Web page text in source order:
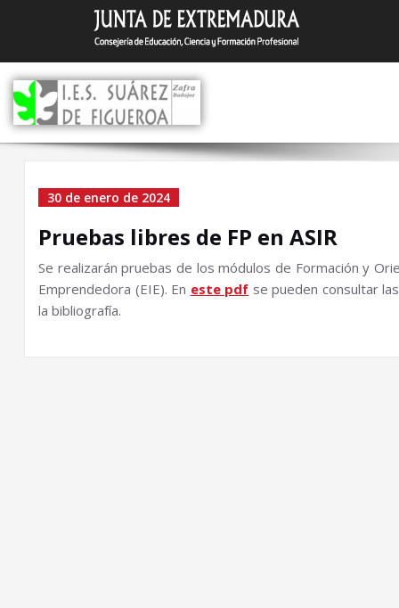
Saltar
contenido
Pruebas libres de FP en
ASIR
30 de enero de 2024
Pruebas libres de FP en ASIR
Se realizarán pruebas de los módulos de Formación y
Emprendedora (EIE). En este pdf se pueden consultar
la bibliografía.